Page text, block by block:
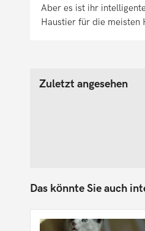
Aber es ist ihr
Haustier für die meisten
Zuletzt angesehen
Das könnte Sie auch